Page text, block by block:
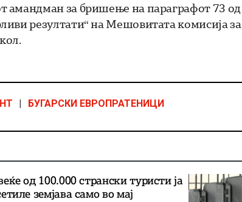
амандман за бришење на параграфот 73 од
резултати“ на Мешовитата комисија за
БУГАРСКИ ЕВРОПРАТЕНИЦИ
од 100.000 странски туристи ја
земјава само во мај